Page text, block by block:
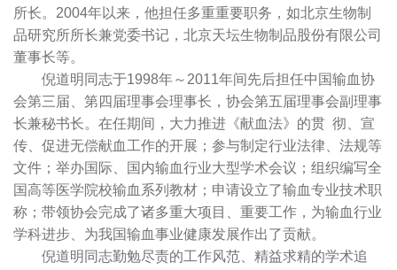
所长。2004年以来，他担任多重重要职务，如北京生物制
品研究所所长兼党委书记，北京天坛生物制品股份有限公司
董事长等。
倪道明同志于1998年～2011年间先后担任中国输血协
会第三届、第四届理事会理事长，协会第五届理事会副理事
长兼秘书长。在任期间，大力推进《献血法》的贯 彻、宣
传、促进无偿献血工作的开展；参与制定行业法律、法规等
文件；举办国际、国内输血行业大型学术会议；组织编写全
国高等医学院校输血系列教材；申请设立了输血专业技术职
称；带领协会完成了诸多重大项目、重要工作，为输血行业
学科进步、为我国输血事业健康发展作出了贡献。
倪道明同志勤勉尽责的工作风范、精益求精的学术追